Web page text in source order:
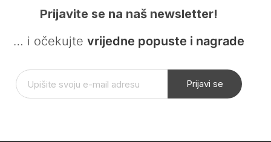
Prijavite se na naš newsletter!
… i očekujte vrijedne popuste i nagrade
Prijavi se